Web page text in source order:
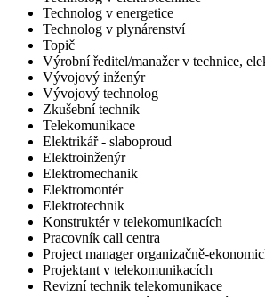
Technolog v energetice
Technolog v plynárenství
Topič
Výrobní ředitel/manažer v technice,
Vývojový inženýr
Vývojový technolog
Zkušební technik
Telekomunikace
Elektrikář - slaboproud
Elektroinženýr
Elektromechanik
Elektromontér
Elektrotechnik
Konstruktér v telekomunikacích
Pracovník call centra
Project manager organizačně-
Projektant v telekomunikacích
Revizní technik telekomunikace